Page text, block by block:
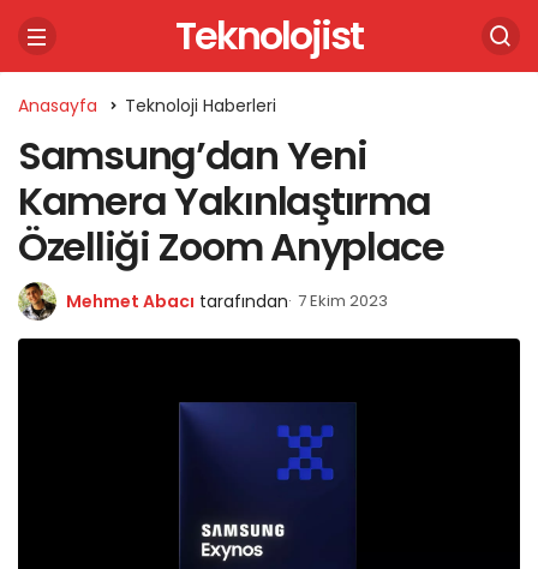
Teknolojist
Anasayfa Teknoloji Haberleri
Samsung’dan Yeni
Kamera Yakınlaştırma
Özelliği Zoom Anyplace
Mehmet Abacı tarafından 7 Ekim 2023